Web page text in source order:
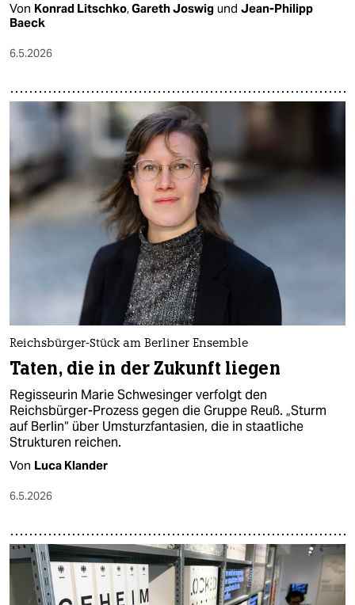
Von Konrad Litschko,Gareth Joswig und Jean-Philipp
Baeck
6.5.2026
Reichsbürger-Stück am Berliner Ensemble
Taten, die in der Zukunft liegen
Regisseurin Marie Schwesinger verfolgt den
Reichsbürger-Prozess gegen die Gruppe Reuß. „Sturm
auf Berlin“ über Umsturzfantasien, die in staatliche
Strukturen reichen.
Von Luca Klander
6.5.2026